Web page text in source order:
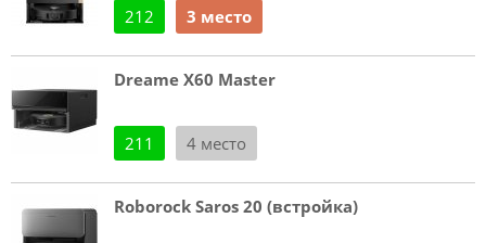
212 3 место
Dreame X60 Master
211 4 место
Roborock Saros 20 (встройка)